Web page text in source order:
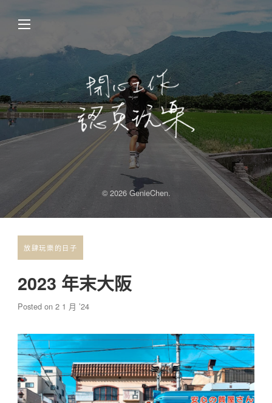
© 2026 GenieChen.
放肆玩樂的日子
2023 年末大阪
Posted on2 1 月 ’24